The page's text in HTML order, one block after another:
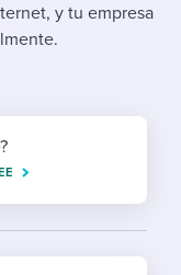
with others
pipelines
people
templates
a free trial
y tu empresa